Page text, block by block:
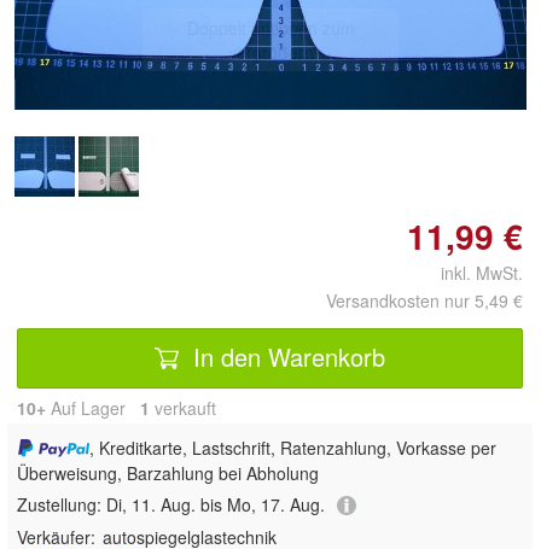
Doppelt antippen zum
vergrößern
11,99 €
inkl. MwSt.
Versandkosten nur 5,49 €
In den Warenkorb
10+ Auf Lager 1 verkauft
, Kreditkarte, Lastschrift, Ratenzahlung, Vorkasse per
Überweisung, Barzahlung bei Abholung
Zustellung: Di, 11. Aug. bis Mo, 17. Aug.
Verkäufer: autospiegelglastechnik